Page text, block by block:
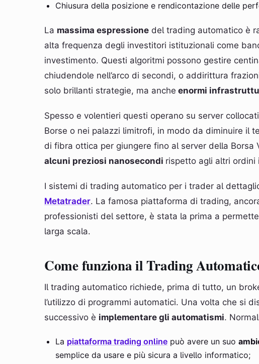
Chiusura della posizione e rendicontazione delle
La massima espressione del trading automatico è
alta frequenza degli investitori istituzionali come
investimento. Questi algoritmi possono gestire
chiudendole nell’arco di secondi, o addirittura
solo brillanti strategie, ma anche enormi
Spesso e volentieri questi operano su server
Borse o nei palazzi limitrofi, in modo da diminuire il
di fibra ottica per giungere fino al server della Borsa
alcuni preziosi nanosecondi rispetto agli altri ordini
I sistemi di trading automatico per i trader al
Metatrader. La famosa piattaforma di trading,
professionisti del settore, è stata la prima a
larga scala.
Come funziona il Trading
Il trading automatico richiede, prima di tutto, un
l’utilizzo di programmi automatici. Una volta che si
successivo è implementare gli automatismi.
La piattaforma trading online può avere un suo
semplice da usare e più sicura a livello informatico;